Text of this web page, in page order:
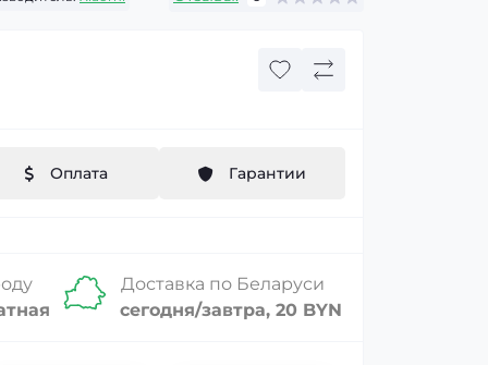
Оплата Гарантии
Доставка по Беларуси
сегодня/завтра, 20 BYN